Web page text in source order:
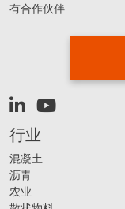
有合作伙伴
行业
混凝土
沥青
农业